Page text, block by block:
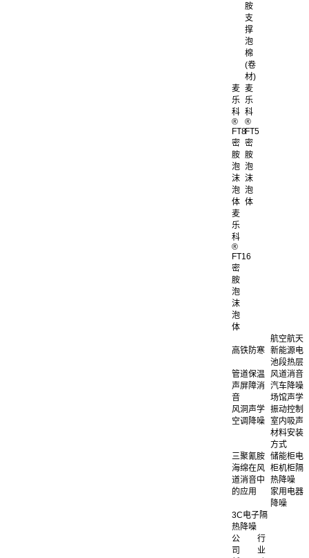
胺
支
撑
泡
棉
(卷
材)
麦
乐
科
®
FT8
密
胺
泡
沫
泡
体
麦
乐
科
®
FT5
密
胺
泡
沫
泡
体
麦
乐
科
®
FT16
密
胺
泡
沫
泡
体
航空航天
高铁防寒 新能源电
池段热层
管道保温
风道消音
声屏障消
音
汽车降噪
场馆声学
风洞声学 振动控制
空调降噪 室内吸声
材料安装
方式
三聚氰胺
海绵在风
道消音中
的应用
储能柜电
柜机柜隔
热降噪
家用电器
降噪
3C电子隔
热降噪
公
司
行
业